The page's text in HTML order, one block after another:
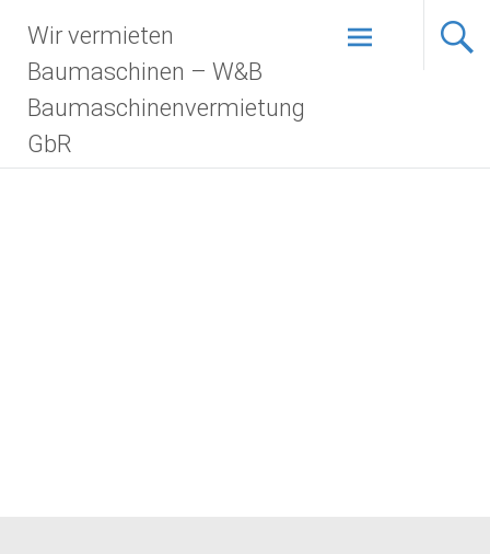
Inhalt
springen
Wir vermieten
Baumaschinen – W&B
Baumaschinenvermietung
GbR